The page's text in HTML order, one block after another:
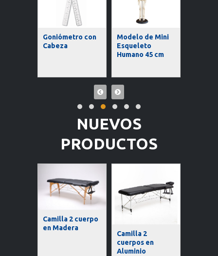
Goniómetro con
Cabeza
Modelo de Mini
Esqueleto
Humano 45 cm
NUEVOS
PRODUCTOS
Camilla 2 cuerpo
en Madera
Camilla 2
cuerpos en
Aluminio